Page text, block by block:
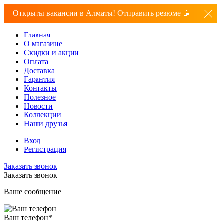
Открыты вакансии в Алматы! Отправить резюме 📝
Главная
О магазине
Скидки и акции
Оплата
Доставка
Гарантия
Контакты
Полезное
Новости
Коллекции
Наши друзья
Вход
Регистрация
Заказать звонок
Заказать звонок
Ваше сообщение
Ваш телефон*